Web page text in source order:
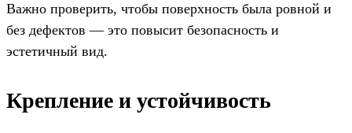
Важно проверить, чтобы поверхность была ровной и
без дефектов — это повысит безопасность и
эстетичный вид.
Крепление и устойчивость